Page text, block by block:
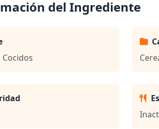
del Ingrediente